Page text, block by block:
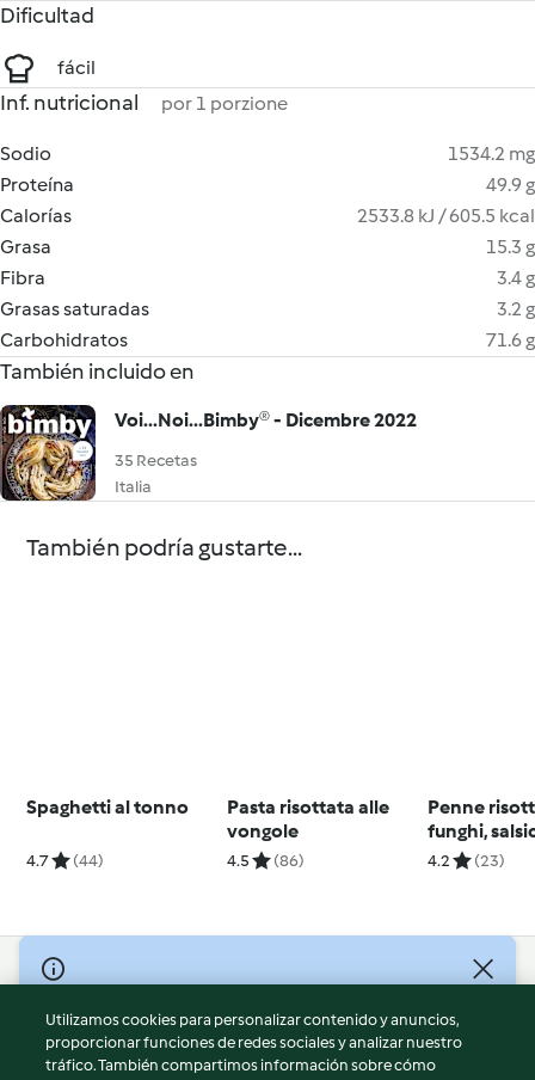
Dificultad
fácil
Inf. nutricional por 1 porzione
Sodio
1534.2 mg
Proteína
49.9 g
Calorías
2533.8 kJ / 605.5 kcal
Grasa
15.3 g
Fibra
3.4 g
Grasas saturadas
3.2 g
Carbohidratos
71.6 g
También incluido en
Voi...Noi...Bimby® - Dicembre 2022
35 Recetas
Italia
También podría gustarte...
Spaghetti al tonno
4.7 (44)
Pasta risottata alle
vongole
4.5 (86)
Penne
funghi,
castagne
4.2 (23)
© Copyright 2026
Términos de uso
Política de privacidad
Utilizamos cookies para personalizar contenido y anuncios,
proporcionar funciones de redes sociales y analizar nuestro
tráfico. También compartimos información sobre cómo